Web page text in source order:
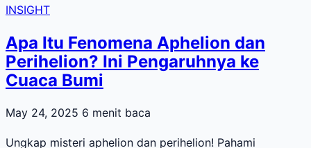
INSIGHT
Apa Itu Fenomena Aphelion dan
Perihelion? Ini Pengaruhnya ke
Cuaca Bumi
May 24, 2025 6 menit baca
Ungkap misteri aphelion dan perihelion! Pahami